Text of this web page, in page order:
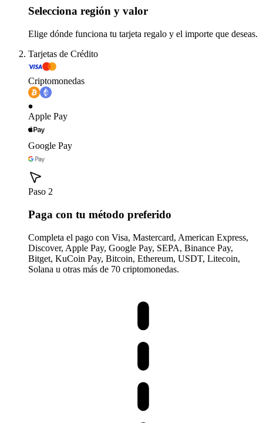
Selecciona región y valor
Elige dónde funciona tu tarjeta regalo y el importe que deseas.
Tarjetas de Crédito
Criptomonedas
Apple Pay
Google Pay
Paso 2
Paga con tu método preferido
Completa el pago con Visa, Mastercard, American Express,
Discover, Apple Pay, Google Pay, SEPA, Binance Pay,
Bitget, KuCoin Pay, Bitcoin, Ethereum, USDT, Litecoin,
Solana u otras más de 70 criptomonedas.